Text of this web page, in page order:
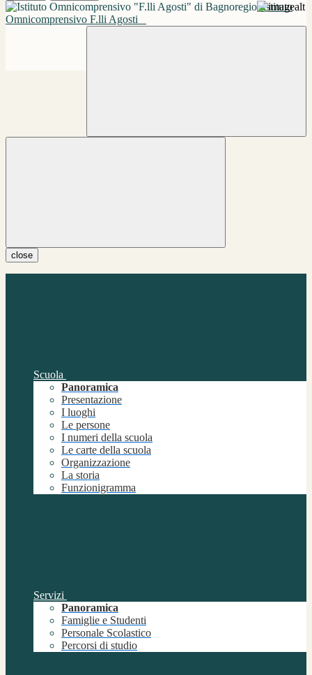
Istituto
Omnicomprensivo F.lli Agosti
close
Scuola
Panoramica
Presentazione
I luoghi
Le persone
I numeri della scuola
Le carte della scuola
Organizzazione
La storia
Funzionigramma
Servizi
Panoramica
Famiglie e Studenti
Personale Scolastico
Percorsi di studio